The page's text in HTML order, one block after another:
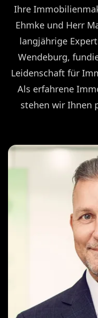
Ihre
Ehmke und Herr
langjährige
Wendeburg,
Leidenschaft für
Als erfahrene
stehen wir Ihnen